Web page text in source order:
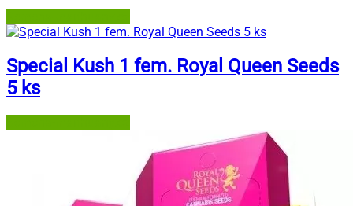
Special Kush 1 fem. Royal Queen Seeds
5 ks